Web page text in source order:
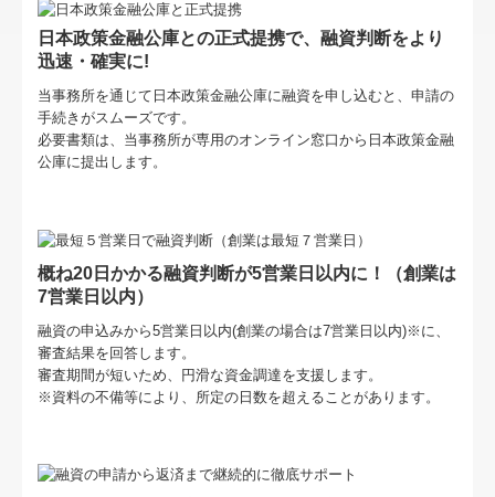
経営改善オンデマンド講座
国の共済制度活用コーナー
経営者お役立ち情報
補助金・助成金・融資情報
社長メニューASP版
個人情報保護方針
日本政策金融公庫との正式提携で、融資判断をより
迅速・確実に!
当事務所を通じて 日本政策金融公庫に融資を申し込むと、申請の
手続きがスムーズです。
必要書類は、当事務所が専用のオンライン窓口から日本政策金融
公庫に提出します。
概ね20日かかる融資判断が5営業日以内に！（創業は
7営業日以内）
融資の申込みから5営業日以内(創業の場合は7営業日以内)※に、
審査結果を回答します。
審査期間が短いため、円滑な資金調達を支援します。
※資料の不備等により、所定の日数を超えることがあります。